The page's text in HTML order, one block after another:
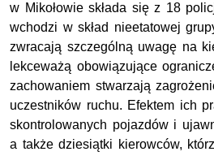
w Mikołowie składa się z 18
wchodzi w skład nieetatowej
zwracają szczególną uwagę na
lekceważą obowiązujące
zachowaniem stwarzają
uczestników ruchu. Efektem ich
skontrolowanych pojazdów i
a także dziesiątki kierowców,